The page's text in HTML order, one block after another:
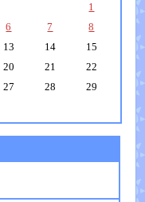
1
6 7
8
13 14
15
20 21
22
27 28
29